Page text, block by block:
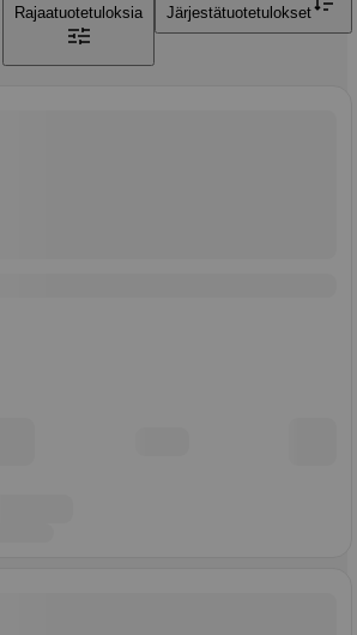
Rajaatuotetuloksia Järjestätuotetulokset